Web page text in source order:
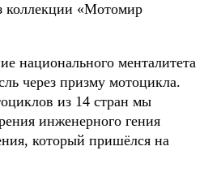
коллекции «Мотомир
национального менталитета
через призму мотоцикла.
из 14 стран мы
инженерного гения
который пришёлся на